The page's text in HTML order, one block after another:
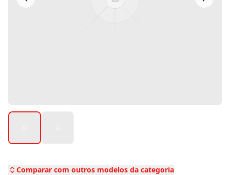
Comparar com outros modelos da categoria